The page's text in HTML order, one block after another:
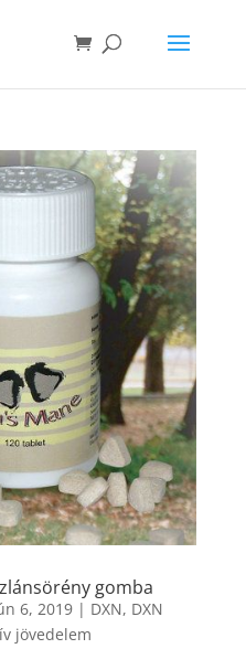
gomba
6, 2019| DXN, DXN
jövedelem